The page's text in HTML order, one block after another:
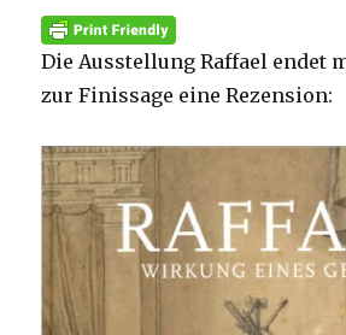
Die Ausstellung Raffael endet
zur Finissage eine Rezension: